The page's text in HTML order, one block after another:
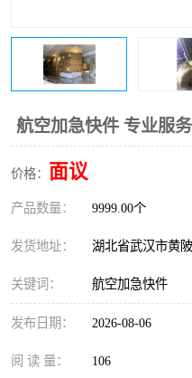
航空加急快件 专业服
价格： 面议
产品数量： 9999.00个
发货地址： 湖北省武汉市黄
关键词： 航空加急快件
发布日期： 2026-08-06
阅 读 量： 106